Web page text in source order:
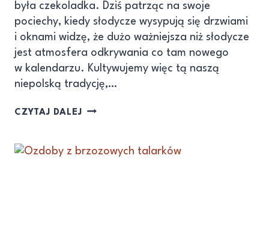
była czekoladka. Dziś patrząc na swoje
pociechy, kiedy słodycze wysypują się drzwiami
i oknami widzę, że dużo ważniejsza niż słodycze
jest atmosfera odkrywania co tam nowego
w kalendarzu. Kultywujemy więc tą naszą
niepolską tradycję,…
CZYTAJ DALEJ